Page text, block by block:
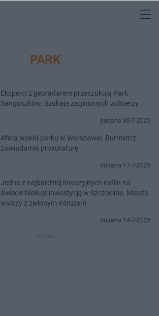
PARK
Eksperci z georadarem przeszukują Park
Sanguszków. Szukają zaginionych żołnierzy
dodano 30-7-2026
Afera wokół parku w Warszawie. Burmistrz
zawiadamia prokuraturę
dodano 17-7-2026
Jedna z najbardziej inwazyjnych roślin na
świecie blokuje inwestycję w Szczecinie. Miasto
walczy z zielonym intruzem
dodano 14-7-2026